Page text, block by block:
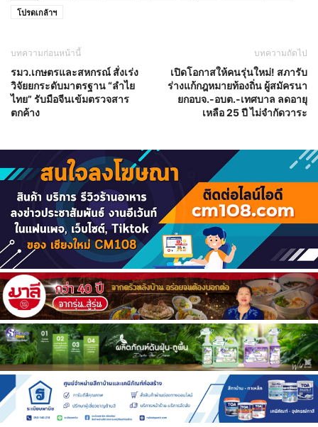
โปรดเกล้าฯ
บทความก่อนหน้านี้
รมว.เกษตรและสหกรณ์ สั่งเร่ง
วิจัยยกระดับมาตรฐาน “ลำไย
ไทย” รับมือจีนเข้มตรวจสาร
ตกค้าง
บทความถัดไป
เปิดโอกาสให้คนรุ่นใหม่! สภารับ
ร่างแก้กฎหมายท้องถิ่น ผู้สมัครนา
ยกอบจ.-อบต.-เทศบาล ลดอายุ
เหลือ 25 ปี ไม่จำกัดวาระ